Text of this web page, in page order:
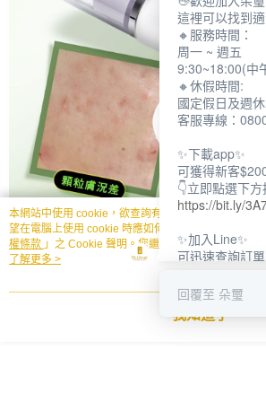
本網站中使用 cookie，欲查詢有關本網站使用 cookie
望在電腦上使用 cookie 時應如何變更電腦的 cookie
權條款 」之 Cookie 聲明。您繼續使用本網站即表示
用條款之 Cookie 聲明使用 cookie。
了解更多 >
我知道了
這裡可以找到
🔸服務時間：
周一 ~ 週五
9:30~18:00(中
🔸休假時間:
國定假日及週
客服專線：
✨下載app✨
可獲得新客
👇立即點選下方
https://bit.ly/
✨加入Line✨
可迅速查詢訂
👇立即點選下方
回覆至 朵璽